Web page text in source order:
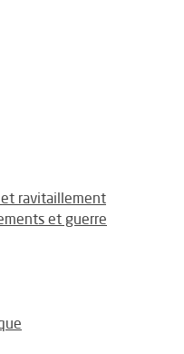
ravitaillement
et guerre